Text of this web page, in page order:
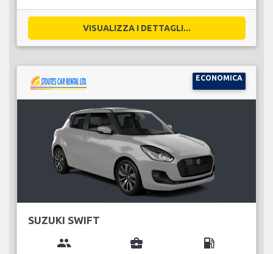
VISUALIZZA I DETTAGLI...
ECONOMICA
SUZUKI SWIFT
group business_center local_gas_station